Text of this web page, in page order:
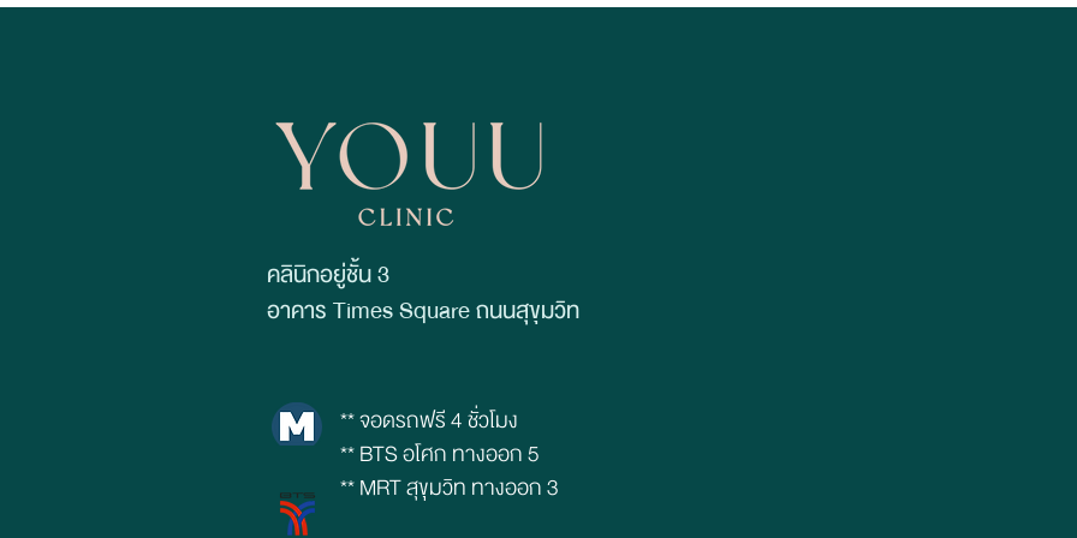
กัดฟัน!
แบบเป็นธรรมชาติ ด้วยโบท็
ยาแ
คลินิกอยู่ชั้น 3
อาคาร Times Square ถนนสุขุมวิท
** จอดรถฟรี 4 ชั่วโมง
** BTS อโศก ทางออก 5
** MRT สุขุมวิท ทางออก 3